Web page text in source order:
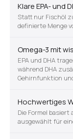
Klare EPA- und
Statt nur Fischöl
definierte Menge
Omega-3 mit
EPA und DHA
während DHA
Gehirnfunktion
Hochwertiges
Die Formel
ausgewählt für